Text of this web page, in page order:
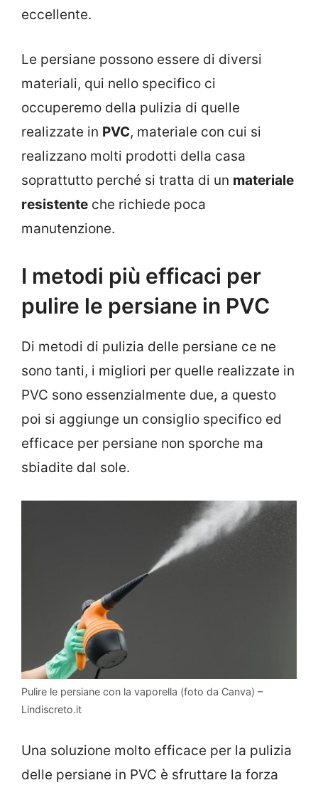
eccellente.
Le persiane possono essere di diversi
materiali, qui nello specifico ci
occuperemo della pulizia di quelle
realizzate in PVC, materiale con cui si
realizzano molti prodotti della casa
soprattutto perché si tratta di un materiale
resistente che richiede poca
manutenzione.
I metodi più efficaci per
pulire le persiane in PVC
Di metodi di pulizia delle persiane ce ne
sono tanti, i migliori per quelle realizzate in
PVC sono essenzialmente due, a questo
poi si aggiunge un consiglio specifico ed
efficace per persiane non sporche ma
sbiadite dal sole.
Pulire le persiane con la vaporella (foto da Canva) –
Lindiscreto.it
Una soluzione molto efficace per la pulizia
delle persiane in PVC è sfruttare la forza